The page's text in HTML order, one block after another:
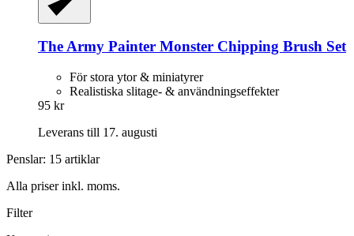
The Army Painter Monster Chipping Brush Set
För stora ytor & miniatyrer
Realistiska slitage- & användningseffekter
95 kr
Leverans till 17. augusti
Penslar: 15 artiklar
Alla priser inkl. moms.
Filter